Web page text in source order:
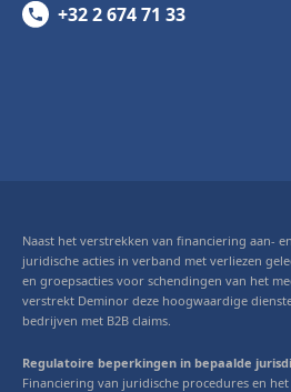
+32 2 674 71 33
Naast het verstrekken van financiering aan-
juridische acties in verband met verliezen
en groepsacties voor schendingen van het
verstrekt Deminor deze hoogwaardige
bedrijven met B2B claims.
Regulatoire beperkingen in bepaalde
Financiering van juridische procedures en